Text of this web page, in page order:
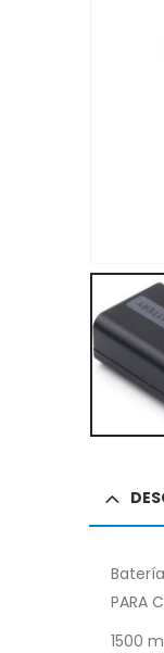
PARA
1500